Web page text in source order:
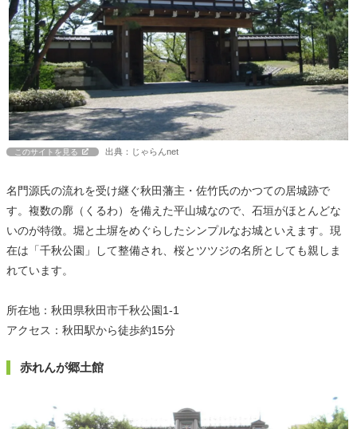
このサイトを見る 出典：じゃらんnet
名門源氏の流れを受け継ぐ秋田藩主・佐竹氏のかつての居城跡で
す。複数の廓（くるわ）を備えた平山城なので、石垣がほとんどな
いのが特徴。堀と土塀をめぐらしたシンプルなお城といえます。現
在は「千秋公園」して整備され、桜とツツジの名所としても親しま
れています。
所在地：秋田県秋田市千秋公園1-1
アクセス：秋田駅から徒歩約15分
赤れんが郷土館